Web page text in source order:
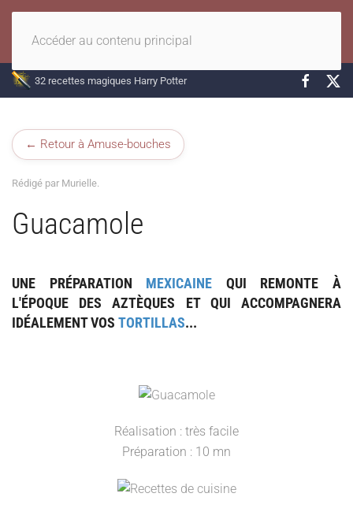
Accéder au contenu principal
32 recettes magiques Harry Potter
← Retour à Amuse-bouches
Rédigé par Murielle.
Guacamole
UNE PRÉPARATION MEXICAINE QUI REMONTE À
L'ÉPOQUE DESAZTÈQUES ET QUI ACCOMPAGNERA
IDÉALEMENT VOS TORTILLAS...
Réalisation : très facile
Préparation : 10 mn